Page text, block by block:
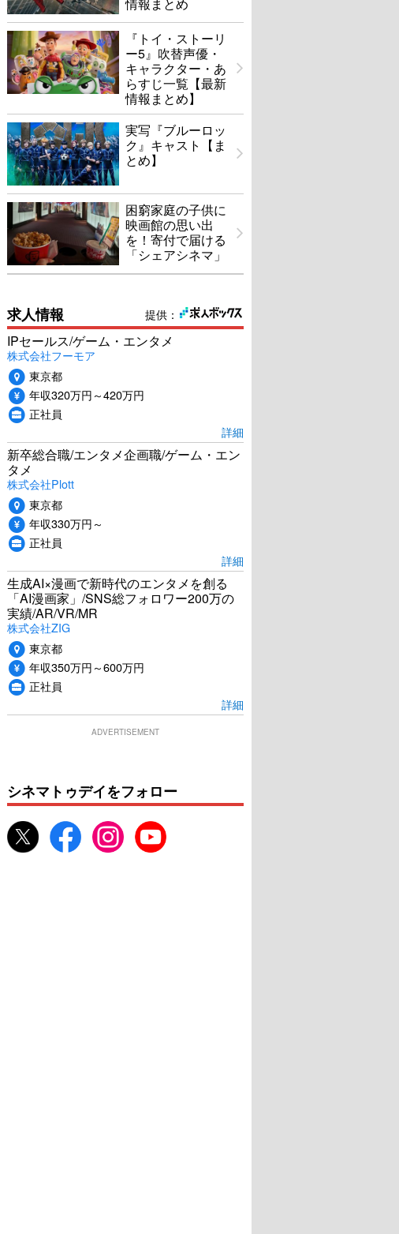
本心
U-NEXTで見る
ドキュメンタリー オブ
情報まとめ
『トイ・ストーリ
ー5』吹替声優・
キャラクター・あ
らすじ一覧【最新
情報まとめ】
実写『ブルーロッ
ク』キャスト【ま
とめ】
困窮家庭の子供に
映画館の思い出
を！寄付で届ける
「シェアシネマ」
提供：
求人情報
IPセールス/ゲーム・エンタメ
株式会社フーモア
東京都
年収320万円～420万円
正社員
詳細
新卒総合職/エンタメ企画職/ゲーム・エン
タメ
株式会社Plott
東京都
年収330万円～
正社員
詳細
生成AI×漫画で新時代のエンタメを創る
「AI漫画家」/SNS総フォロワー200万の
実績/AR/VR/MR
株式会社ZIG
東京都
年収350万円～600万円
正社員
詳細
ADVERTISEMENT
シネマトゥデイをフォロー